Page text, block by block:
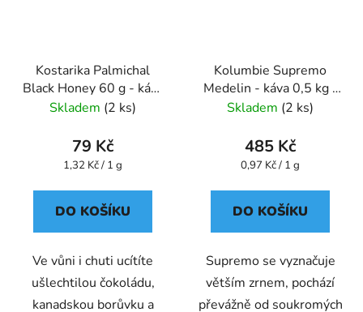
Kostarika Palmichal
Black Honey 60 g - káva
- Oxalis
Skladem (2 ks)
79 Kč
Měrná
1,32 Kč / 1 g
DO KOŠÍKU
Ve vůni i chuti ucítíte
ušlechtilou čokoládu,
kanadskou borůvku a
Kolumbie Supremo
Medelin - káva 0,5 kg -
Oxalis
Skladem (2 ks)
485 Kč
Měrná
0,97 Kč / 1 g
DO KOŠÍKU
Supremo se vyznačuje
větším zrnem, pochází
převážně od soukromých